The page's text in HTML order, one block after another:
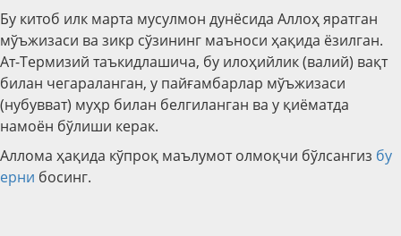
Бу китоб илк марта мусулмон дунёсида Аллоҳ яратган
мўъжизаси ва зикр сўзининг маъноси ҳақида ёзилган.
Ат-Термизий таъкидлашича, бу илоҳийлик (валий) вақт
билан чегараланган, у пайғамбарлар мўъжизаси
(нубувват) муҳр билан белгиланган ва у қиёматда
намоён бўлиши керак.
Аллома ҳақида кўпроқ маълумот олмоқчи бўлсангиз бу
ерни босинг.